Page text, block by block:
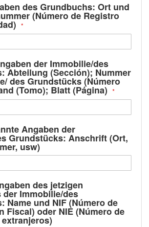
des Grundbuchs: Ort und
(Número de Registro
der Immobilie/des
Abteilung (Sección); Nummer
des Grundstücks (Número
(Tomo); Blatt (Página)
Angaben der
Grundstücks: Anschrift (Ort,
usw)
des jetzigen
der Immobilie/des
Name und NIF (Número de
Fiscal) oder NIE (Número de